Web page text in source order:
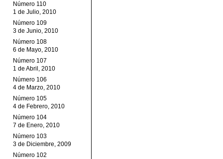
Número 110
1 de Julio, 2010
Número 109
3 de Junio, 2010
Número 108
6 de Mayo, 2010
Número 107
1 de Abril, 2010
Número 106
4 de Marzo, 2010
Número 105
4 de Febrero, 2010
Número 104
7 de Enero, 2010
Número 103
3 de Diciembre, 2009
Número 102